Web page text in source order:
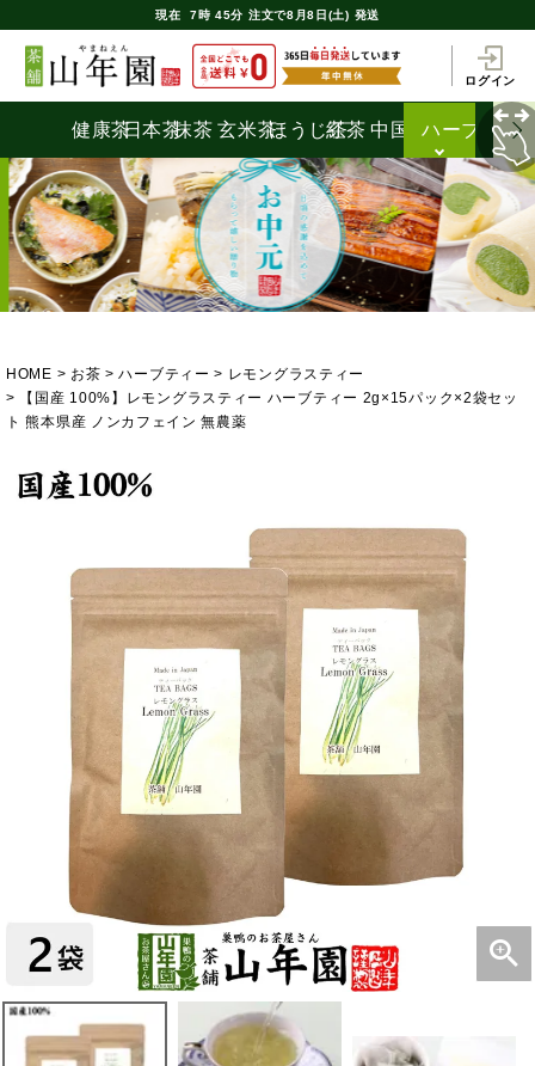
現在 7時 45分 注文で8月8日(土) 発送
ログイン
健康茶日本茶抹茶 玄米茶ほうじ茶
紅茶 中国茶ハーブティ
HOME お茶 ハーブティー
レモングラスティー
【国産 100%】レモングラスティー ハーブティー 2g×15パック×2袋セッ
ト 熊本県産 ノンカフェイン 無農薬